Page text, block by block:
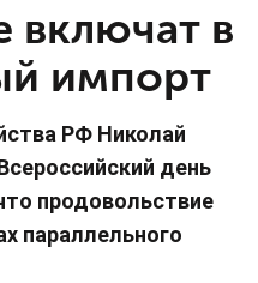
включат в
импорт
РФ Николай
день
продовольствие
параллельного